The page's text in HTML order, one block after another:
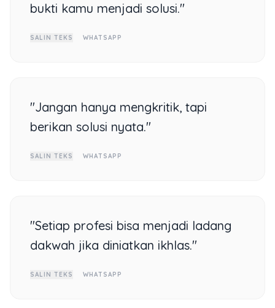
bukti kamu menjadi solusi."
SALIN TEKS WHATSAPP
"Jangan hanya mengkritik, tapi
berikan solusi nyata."
SALIN TEKS WHATSAPP
"Setiap profesi bisa menjadi ladang
dakwah jika diniatkan ikhlas."
SALIN TEKS WHATSAPP